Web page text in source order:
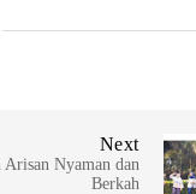
Next
Nyaman dan
Berkah